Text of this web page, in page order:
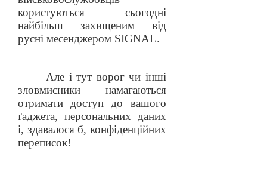
користуються сьогодні
найбільш захищеним від
русні месенджером SIGNAL.
Але і тут ворог чи інші
зловмисники намагаються
отримати доступ до вашого
ґаджета, персональних даних
і, здавалося б, конфіденційних
переписок!